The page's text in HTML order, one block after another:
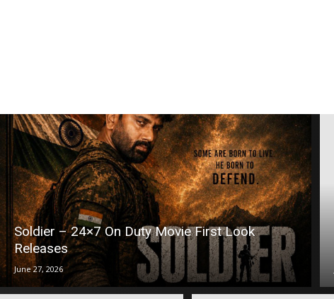
Soldier – 24×7 On Duty Movie First Look
Releases
June 27, 2026